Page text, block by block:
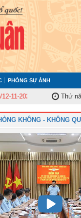
PHÓNG SỰ ẢNH
Ủy ban Kiểm tra
Thứ
KHÔNG - KHÔNG